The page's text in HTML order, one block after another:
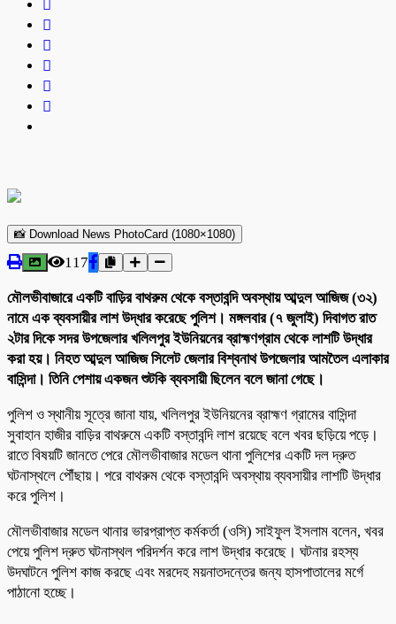
📸 Download News PhotoCard (1080×1080)
117
মৌলভীবাজারে একটি বাড়ির বাথরুম থেকে বস্তাবন্দি অবস্থায় আব্দুল আজিজ (৩২)
নামে এক ব্যবসায়ীর লাশ উদ্ধার করেছে পুলিশ। মঙ্গলবার (৭ জুলাই) দিবাগত রাত
২টার দিকে সদর উপজেলার খলিলপুর ইউনিয়নের ব্রাহ্মণগ্রাম থেকে লাশটি উদ্ধার
করা হয়। ​নিহত আব্দুল আজিজ সিলেট জেলার বিশ্বনাথ উপজেলার আমতৈল এলাকার
বাসিন্দা। তিনি পেশায় একজন শুটকি ব্যবসায়ী ছিলেন বলে জানা গেছে।
পুলিশ ও স্থানীয় সূত্রে জানা যায়, খলিলপুর ইউনিয়নের ব্রাহ্মণ গ্রামের বাসিন্দা
সুবাহান হাজীর বাড়ির বাথরুমে একটি বস্তাবন্দি লাশ রয়েছে বলে খবর ছড়িয়ে পড়ে।
রাতে বিষয়টি জানতে পেরে মৌলভীবাজার মডেল থানা পুলিশের একটি দল দ্রুত
ঘটনাস্থলে পৌঁছায়। পরে বাথরুম থেকে বস্তাবন্দি অবস্থায় ব্যবসায়ীর লাশটি উদ্ধার
করে পুলিশ।
মৌলভীবাজার মডেল থানার ভারপ্রাপ্ত কর্মকর্তা (ওসি) সাইফুল ইসলাম বলেন, খবর
পেয়ে পুলিশ দ্রুত ঘটনাস্থল পরিদর্শন করে লাশ উদ্ধার করেছে। ঘটনার রহস্য
উদঘাটনে পুলিশ কাজ করছে এবং মরদেহ ময়নাতদন্তের জন্য হাসপাতালের মর্গে
পাঠানো হচ্ছে।